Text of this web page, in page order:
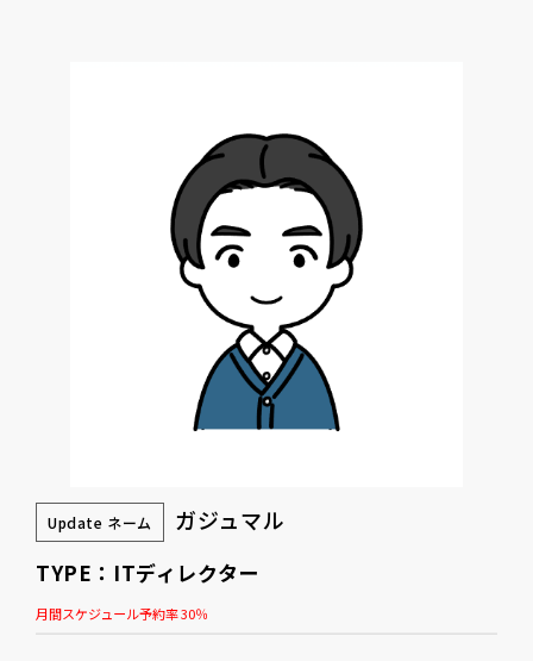
Update ネーム ガジュマル
TYPE：ITディレクター
月間スケジュール予約率 30％